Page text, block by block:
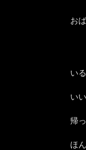
おば
いる
いい
帰っ
ほん